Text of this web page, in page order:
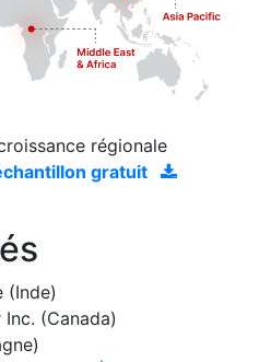
régionale
gratuit
(Inde)
(Canada)